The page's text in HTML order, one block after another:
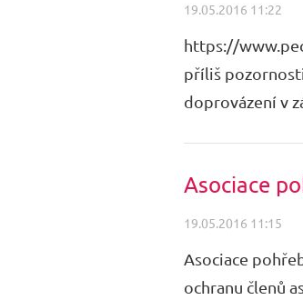
19.05.2016 11:22
https://
příliš
doprovázení v
Asociace
19.05.2016 11:15
Asociace
ochranu členů